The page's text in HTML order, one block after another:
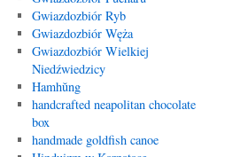
Gwiazdozbiór Ryb
Gwiazdozbiór Węża
Gwiazdozbiór Wielkiej
Niedźwiedzicy
Hamhŭng
handcrafted neapolitan chocolate
box
handmade goldfish canoe